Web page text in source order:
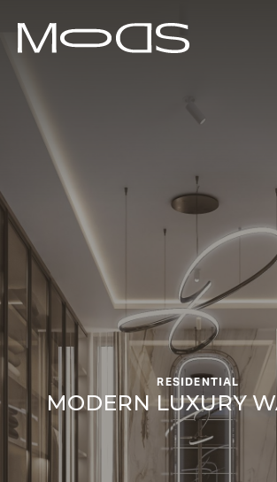
RESIDENTIAL
MODERN LUXURY